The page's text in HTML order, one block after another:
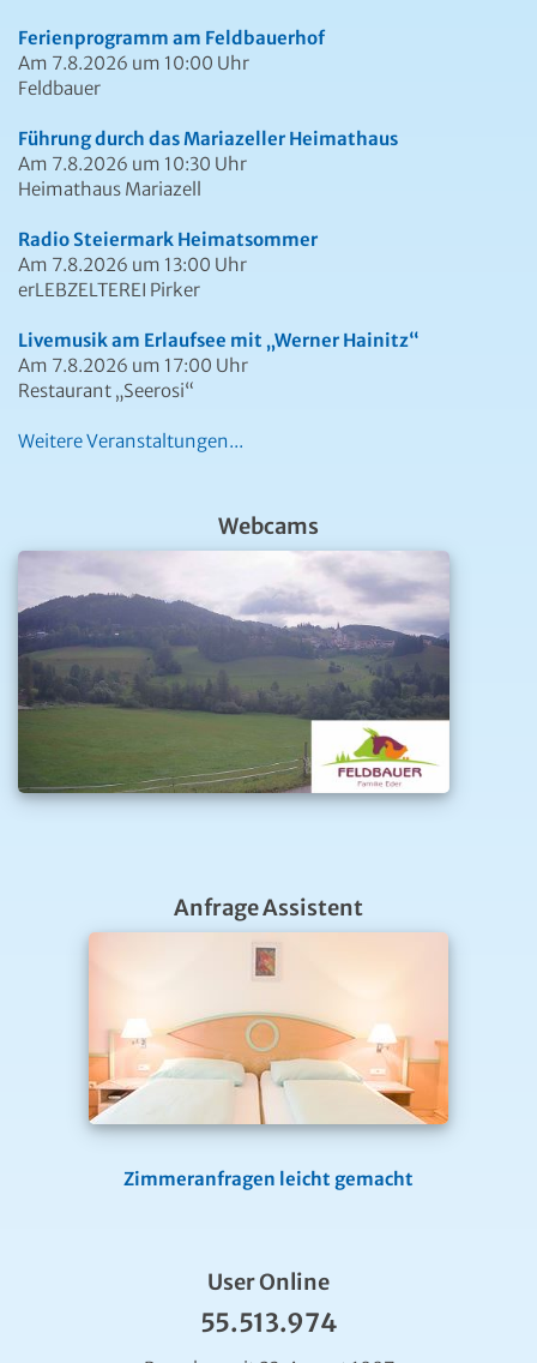
Ferienprogramm am Feldbauerhof
Am 7.8.2026 um 10:00 Uhr
Feldbauer
Führung durch das Mariazeller Heimathaus
Am 7.8.2026 um 10:30 Uhr
Heimathaus Mariazell
Radio Steiermark Heimatsommer
Am 7.8.2026 um 13:00 Uhr
erLEBZELTEREI Pirker
Livemusik am Erlaufsee mit „Werner Hainitz“
Am 7.8.2026 um 17:00 Uhr
Restaurant „Seerosi“
Weitere Veranstaltungen...
Webcams
Anfrage Assistent
Zimmeranfragen leicht gemacht
User Online
55.513.974